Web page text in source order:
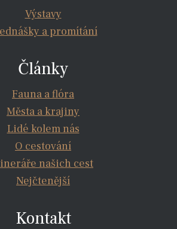
Výstavy
a promítání
Články
Fauna a flóra
Města a krajiny
Lidé kolem nás
O cestování
našich cest
Nejčtenější
Kontakt